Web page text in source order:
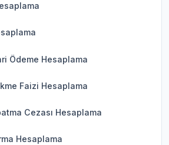
Ödeme Hesaplama
Faizi Hesaplama
Cezası Hesaplama
Hesaplama